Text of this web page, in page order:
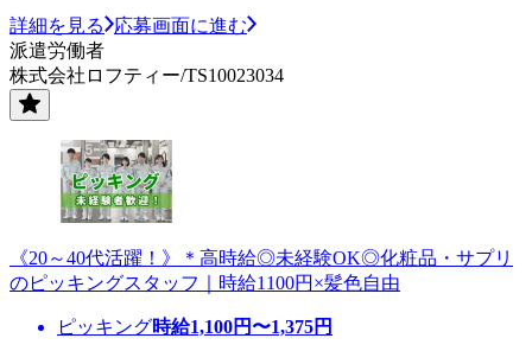
詳細を見る
応募画面に進む
派遣労働者
株式会社ロフティー/TS10023034
《20～40代活躍！》＊高時給◎未経験OK◎化粧品・サプリ
のピッキングスタッフ｜時給1100円×髪色自由
ピッキング時給1,100円〜1,375円